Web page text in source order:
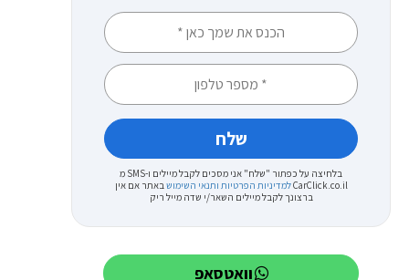
בלחיצה על כפתור "שלח" אני מסכים לקבל מיילים ו-SMS מ
CarClick.co.ilלמדיניות הפרטיות ותנאי השימושבאתר אם אין
ברצונך לקבל מיילים השאר/י שדה מייל ריק
וואטסאפ